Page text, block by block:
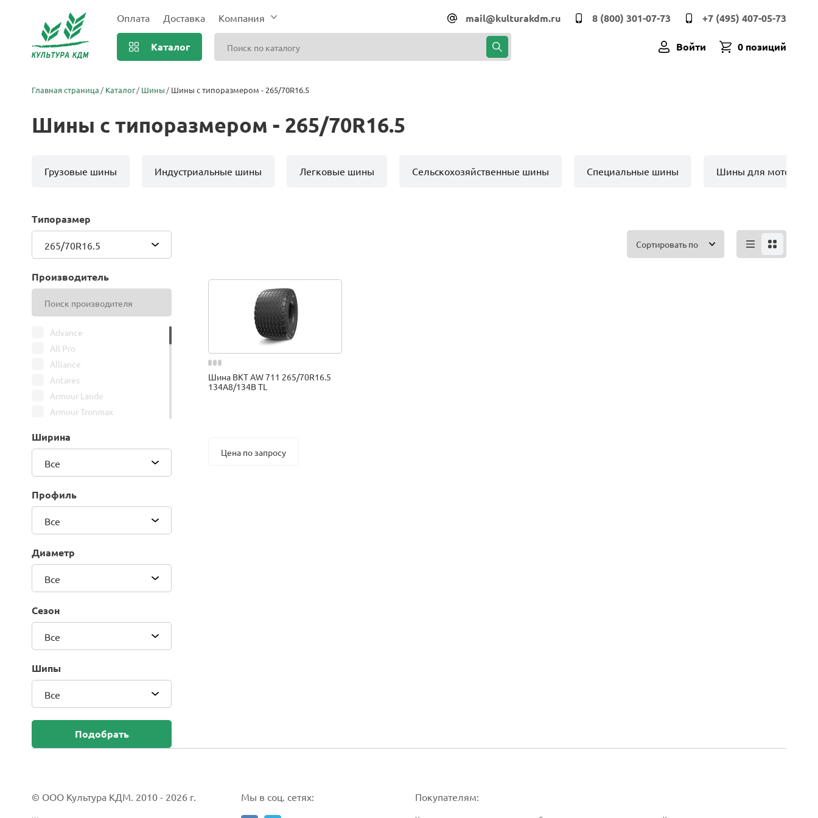
Оплата Доставка Компания +7 (495) 407-05-73
8 (800) 301-07-73
mail@kulturakdm.ru
Каталог 0 позиций
Войти
Главная страница Каталог Шины Шины с типоразмером - 265/70R16.5
Шины с типоразмером - 265/70R16.5
Грузовые шины Индустриальные шины Легковые шины Сельскохозяйственные шины Специальные шины Шины для мото
Типоразмер
265/70R16.5
Производитель
Advance
All Pro
Alliance
Antares
Armour Lande
Armour Tronmax
ATIRE
Bars
Belshina
BFGoodrich
BK Trailer
BKT
Camso (Solideal)
CEAT
Composit
Continental
Cordiant
CrossWind
Ширина
Все
Профиль
Все
Диаметр
Все
Сезон
Все
Шипы
Все
Подобрать
Сортировать по
Шина BKT AW 711 265/70R16.5
134A8/134B TL
Цена по запросу
© ООО Культура КДМ. 2010 - 2026 г. Мы в соц. сетях: Покупателям: